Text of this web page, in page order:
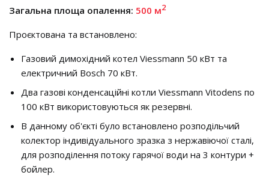
Загальна площа опалення: 500 м2
Проєктована та встановлено:
Газовий димохідний котел Viessmann 50 кВт та
електричний Bosch 70 кВт.
Два газові конденсаційні котли Viessmann Vitodens по
100 кВт використовуються як резервні.
В данному об'єкті було встановлено розподільчий
колектор індивідуального зразка з нержавіючої сталі,
для розподілення потоку гарячої води на 3 контури +
бойлер.